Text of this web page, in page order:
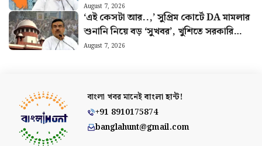
August 7, 2026
‘এই কেসটা আর..,’ সুপ্রিম কোর্টে DA মামলার
শুনানি নিয়ে বড় ‘সুখবর’, খুশিতে সরকারি
কর্মীরা
August 7, 2026
বাংলা খবর মানেইবাংলা হান্ট!
+91 8910175874
banglahunt@gmail.com